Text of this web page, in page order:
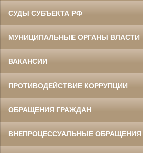
СУДЫ СУБЪЕКТА РФ
МУНИЦИПАЛЬНЫЕ ОРГАНЫ ВЛАСТИ
ВАКАНСИИ
ПРОТИВОДЕЙСТВИЕ КОРРУПЦИИ
ОБРАЩЕНИЯ ГРАЖДАН
ВНЕПРОЦЕССУАЛЬНЫЕ ОБРАЩЕНИЯ